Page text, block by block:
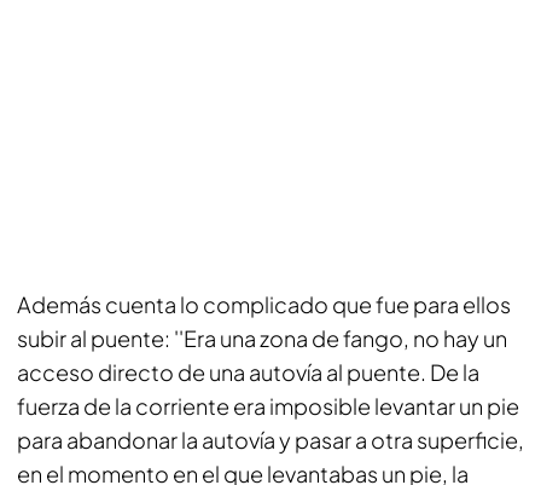
Además cuenta lo complicado que fue para ellos
subir al puente: ''Era una zona de fango, no hay un
acceso directo de una autovía al puente. De la
fuerza de la corriente era imposible levantar un pie
para abandonar la autovía y pasar a otra superficie,
en el momento en el que levantabas un pie, la